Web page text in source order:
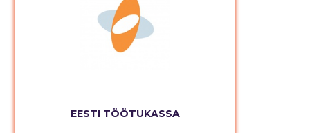
EESTI TÖÖTUKASSA